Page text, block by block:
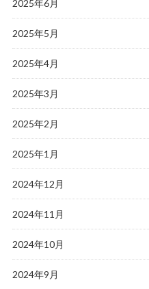
2025年6月
2025年5月
2025年4月
2025年3月
2025年2月
2025年1月
2024年12月
2024年11月
2024年10月
2024年9月